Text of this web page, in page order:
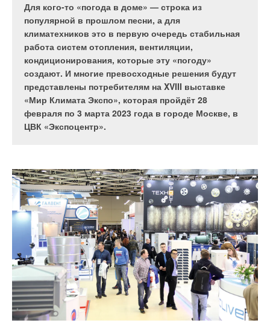
Для кого-то «погода в доме» — строка из
популярной в прошлом песни, а для
климатехников это в первую очередь стабильная
работа систем отопления, вентиляции,
кондиционирования, которые эту «погоду»
создают. И многие превосходные решения будут
представлены потребителям на XVIII выставке
«Мир Климата Экспо», которая пройдёт 28
февраля по 3 марта 2023 года в городе Москве, в
ЦВК «Экспоцентр».
и конкретные предложения по изменению
утверждённых Минстроем России нормативно-
технических документов, которые, в соответствии
с Федеральным законом №261-ФЗ, указаниями
Президента и Председателя Правительства
Российской Федерации, были призваны
обеспечить повышение энергетической
эффективности строящихся и существующих
зданий.
уровень энергоэффективности наших зданий до сих пор
не только не повышается по отношению к базовым
значениям СНиП 23-02-2003 «Тепловая защита зданий», но
в ряде регионах страны остаётся на уровне прошлого века,
в то время как, например, в Финляндии энергопотребление
зданий на базе сжигания ископаемого топлива приближается
к нулевому уровню.